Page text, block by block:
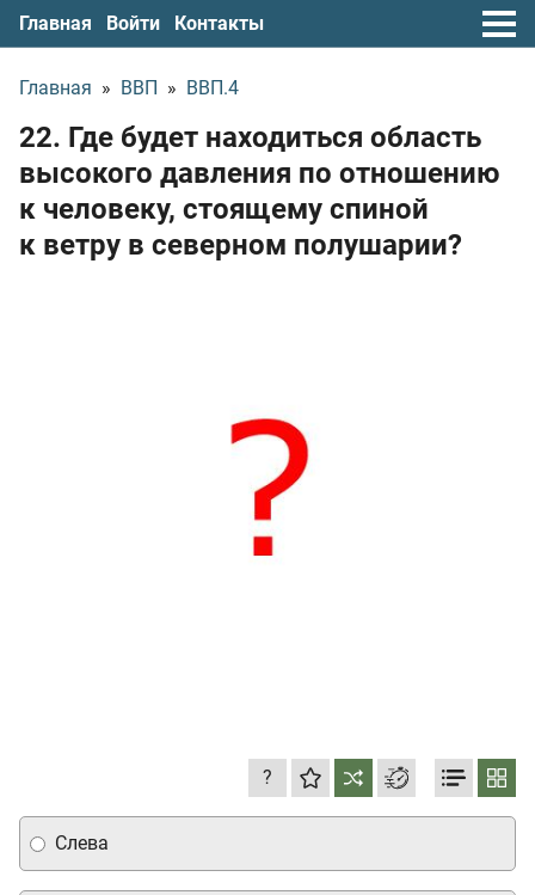
Главная Войти Контакты
Главная » ВВП » ВВП.4
22. Где будет находиться область
высокого давления по отношению
к человеку, стоящему спиной
к ветру в северном полушарии?
?
Слева